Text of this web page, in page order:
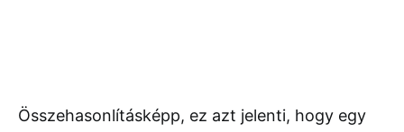
Összehasonlításképp, ez azt jelenti, hogy egy